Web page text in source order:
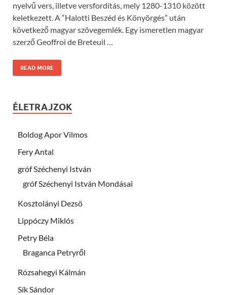
nyelvű vers, illetve versfordítás, mely 1280-1310 között
keletkezett. A “Halotti Beszéd és Könyörgés” után
következő magyar szövegemlék. Egy ismeretlen magyar
szerző Geoffroi de Breteuil …
READ MORE
ÉLETRAJZOK
Boldog Apor Vilmos
Fery Antal
gróf Széchenyi István
gróf Széchenyi István Mondásai
Kosztolányi Dezsö
Lippóczy Miklós
Petry Béla
Braganca Petryről
Rózsahegyi Kálmán
Sík Sándor